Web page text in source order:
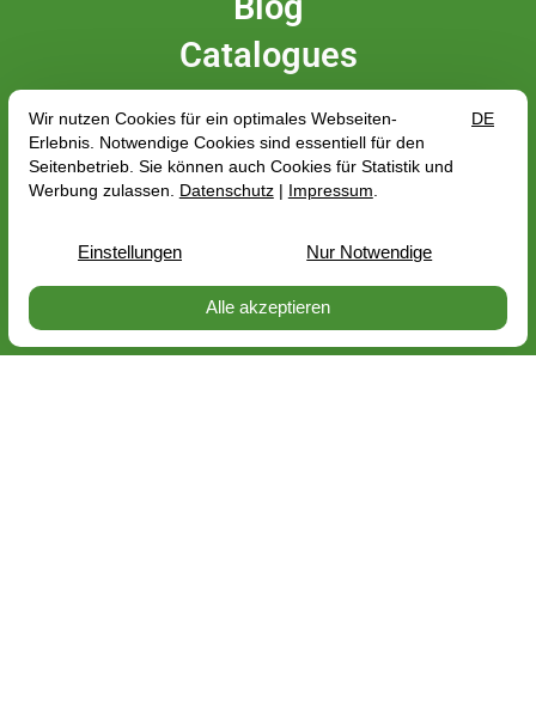
Catalogues
Newsletter
Messen
EN DE FR NL